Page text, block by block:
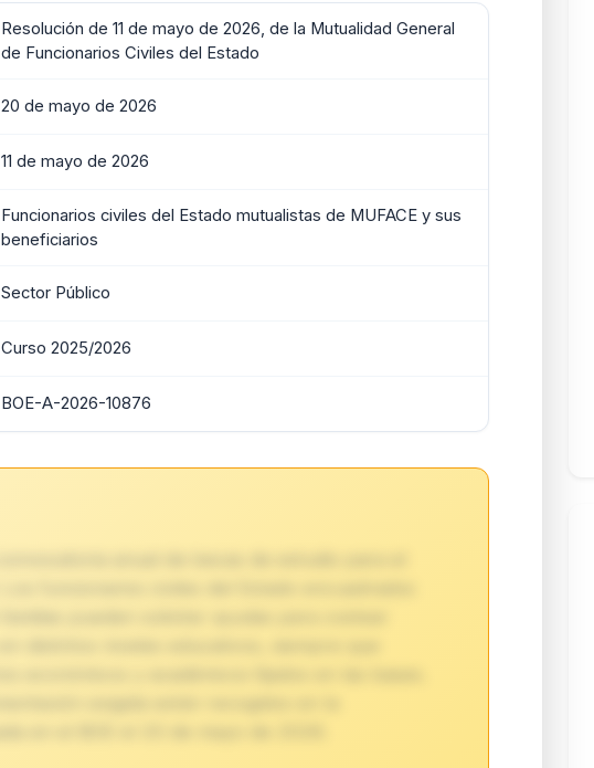
Resolución de 11 de mayo de 2026, de la Mutualidad General
de Funcionarios Civiles del Estado
20 de mayo de 2026
11 de mayo de 2026
Funcionarios civiles del Estado mutualistas de MUFACE y sus
beneficiarios
Sector Público
Curso 2025/2026
BOE-A-2026-10876